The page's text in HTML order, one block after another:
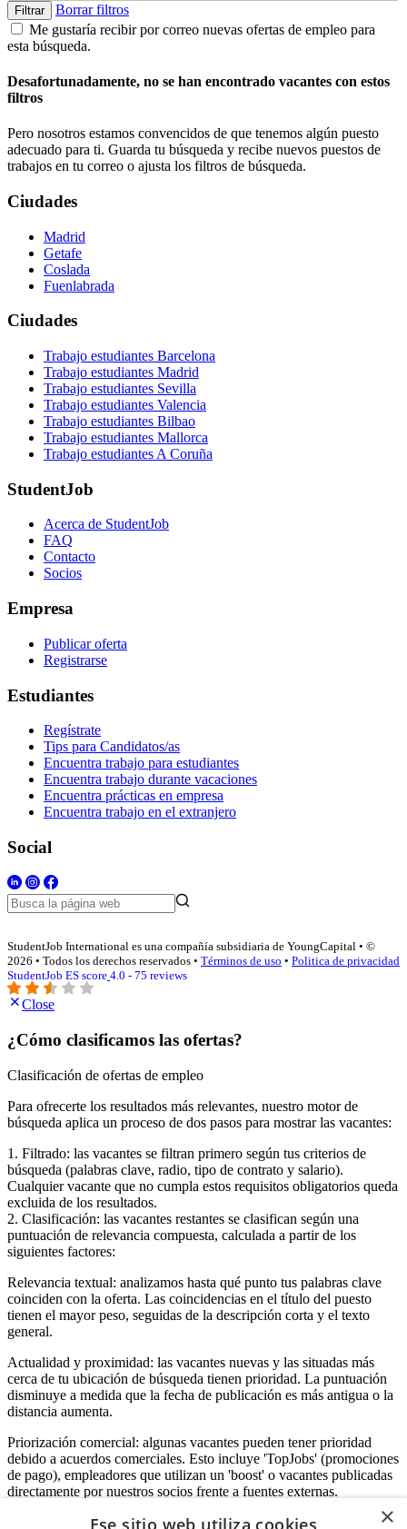
Filtrar
Borrar filtros
Me gustaría recibir por correo nuevas ofertas de empleo para
esta búsqueda.
Desafortunadamente, no se han encontrado vacantes con estos
filtros
Pero nosotros estamos convencidos de que tenemos algún puesto
adecuado para ti. Guarda tu búsqueda y recibe nuevos puestos de
trabajos en tu correo o ajusta los filtros de búsqueda.
Ciudades
Madrid
Getafe
Coslada
Fuenlabrada
Ciudades
Trabajo estudiantes Barcelona
Trabajo estudiantes Madrid
Trabajo estudiantes Sevilla
Trabajo estudiantes Valencia
Trabajo estudiantes Bilbao
Trabajo estudiantes Mallorca
Trabajo estudiantes A Coruña
StudentJob
Acerca de StudentJob
FAQ
Contacto
Socios
Empresa
Publicar oferta
Registrarse
Estudiantes
Regístrate
Tips para Candidatos/as
Encuentra trabajo para estudiantes
Encuentra trabajo durante vacaciones
Encuentra prácticas en empresa
Encuentra trabajo en el extranjero
Social
StudentJob International es una compañía subsidiaria de YoungCapital • ©
2026 • Todos los derechos reservados • Términos de uso • Politica de privacidad
StudentJob ES score 4.0 - 75 reviews
Close
¿Cómo clasificamos las ofertas?
Clasificación de ofertas de empleo
Para ofrecerte los resultados más relevantes, nuestro motor de
búsqueda aplica un proceso de dos pasos para mostrar las vacantes:
1. Filtrado: las vacantes se filtran primero según tus criterios de
búsqueda (palabras clave, radio, tipo de contrato y salario).
Cualquier vacante que no cumpla estos requisitos obligatorios queda
excluida de los resultados.
2. Clasificación: las vacantes restantes se clasifican según una
puntuación de relevancia compuesta, calculada a partir de los
siguientes factores:
Relevancia textual: analizamos hasta qué punto tus palabras clave
coinciden con la oferta. Las coincidencias en el título del puesto
tienen el mayor peso, seguidas de la descripción corta y el texto
general.
Actualidad y proximidad: las vacantes nuevas y las situadas más
cerca de tu ubicación de búsqueda tienen prioridad. La puntuación
disminuye a medida que la fecha de publicación es más antigua o la
distancia aumenta.
Priorización comercial: algunas vacantes pueden tener prioridad
debido a acuerdos comerciales. Esto incluye 'TopJobs' (promociones
de pago), empleadores que utilizan un 'boost' o vacantes publicadas
directamente por nuestros socios frente a fuentes externas.
×
Ese sitio web utiliza cookies